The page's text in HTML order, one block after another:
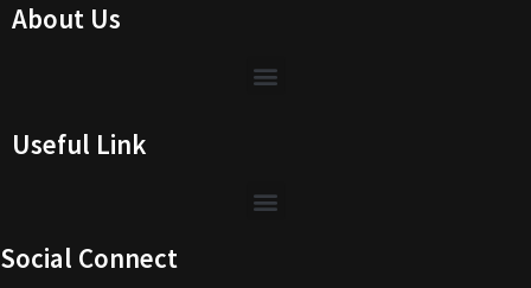
About Us
Useful Link
Social Connect